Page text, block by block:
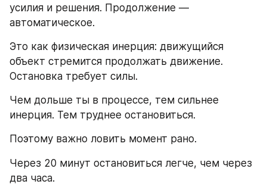
усилия и решения. Продолжение —
автоматическое.
Это как физическая инерция: движущийся
объект стремится продолжать движение.
Остановка требует силы.
Чем дольше ты в процессе, тем сильнее
инерция. Тем труднее остановиться.
Поэтому важно ловить момент рано.
Через 20 минут остановиться легче, чем через
два часа.